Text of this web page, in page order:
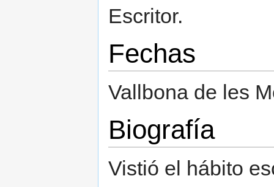
Escritor.
Fechas
Vallbona de les
Biografía
Vistió el hábito